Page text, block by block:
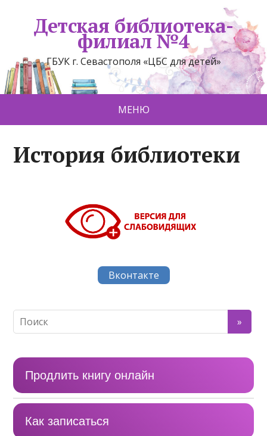
Детская библиотека-
филиал №4
ГБУК г. Севастополя «ЦБС для детей»
МЕНЮ
История библиотеки
Вконтакте
Продлить книгу онлайн
Как записаться